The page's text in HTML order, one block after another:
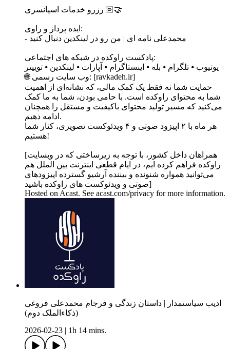
رزرو خدمات اسپانسری 🤝🏻
ایده پرداز و راوی:
- محمدعلی نامه ای | من رو در لینکدین دنبال کنید
پادکست راوکده در شبکه های اجتماعی:
یوتیوب ⦁ تلگرام ⦁ بله ⦁ اینستاگرام ⦁ آپارات ⦁ لینکدین ⦁ توییتر
🌐 وب‌ سایت رسمی: [ravkadeh.ir]
حمایت شما نه فقط یک کمک مالی، که نشانه‌ای از اهمیت
شما به محتوای راوکده است. با حامی بودن، شما به ما کمک
می‌کنید که مسیر تولید محتوای باکیفیت و مستقل را همچنان
ادامه دهیم.
هر ماه با ۲ اپیزود صوتی و ۴ ویدئوکست تصویری، کنار شما
هستیم!
[همراهان داخل کشور، با توجه به زیرساختی که در وبسایت
راوکده فراهم کرده ایم، در ایام قطعی اینترنت بین الملل هم
می‌توانید همواره شنونده و بیننده آرشیو گسترده اپیزودهای
صوتی و ویدئوکست های راوکده باشید]
Hosted on Acast. See acast.com/privacy for more information.
ادیب سیاستمدار | داستان زندگی و فرجام محمدعلی فروغی
(ذکاءالملک دوم)
2026-02-23
1h 14 mins.